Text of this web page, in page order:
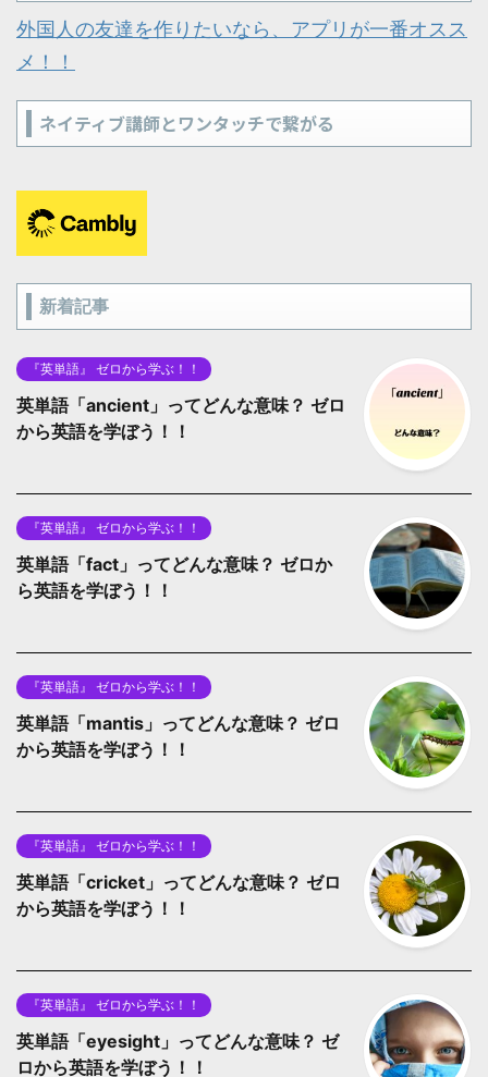
外国人の友達を作りたいなら、アプリが一番オスス
メ！！
ネイティブ講師とワンタッチで繋がる
新着記事
『英単語』 ゼロから学ぶ！！
英単語「ancient」ってどんな意味？ ゼロ
から英語を学ぼう！！
『英単語』 ゼロから学ぶ！！
英単語「fact」ってどんな意味？ ゼロか
ら英語を学ぼう！！
『英単語』 ゼロから学ぶ！！
英単語「mantis」ってどんな意味？ ゼロ
から英語を学ぼう！！
『英単語』 ゼロから学ぶ！！
英単語「cricket」ってどんな意味？ ゼロ
から英語を学ぼう！！
『英単語』 ゼロから学ぶ！！
英単語「eyesight」ってどんな意味？ ゼ
ロから英語を学ぼう！！